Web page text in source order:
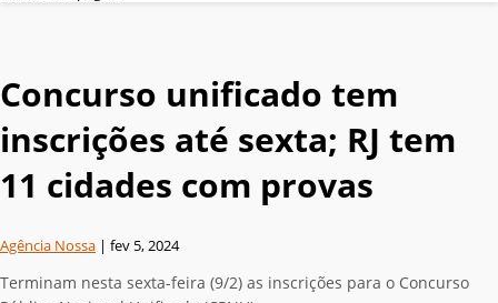
Concurso unificado tem
inscrições até sexta; RJ tem
11 cidades com provas
Agência Nossa | fev 5, 2024
Terminam nesta sexta-feira (9/2) as inscrições para o Concurso